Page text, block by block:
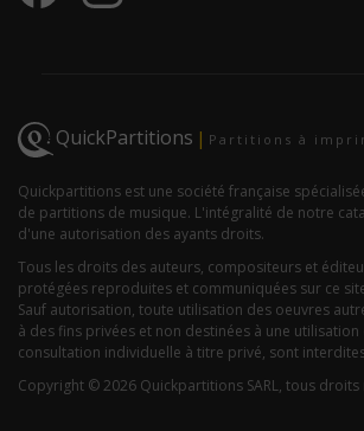
QuickPartitions | Partitions à
Quickpartitions est une société française
de partitions de musique. L'intégralité de notre
d'une autorisation des ayants droits.
Tous les droits des auteurs, compositeurs et
protégées reproduites et communiquées sur ce
Sauf autorisation, toute utilisation des oeuvres
à des fins privées et non destinées à une utilisation
consultation individuelle à titre privé, sont
Copyright © 2026 Quickpartitions SARL, tous droits